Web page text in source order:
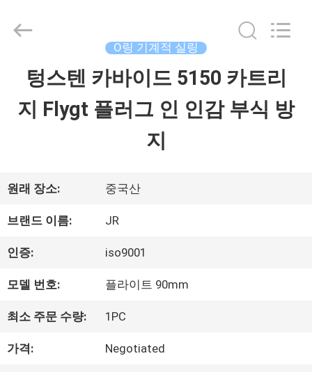
동
영
상
우
리
International
O링 기계적 실링
텅스텐 카바이드 5150 카트리
지 Flygt 플러그 인 인감 부식 방
지
원래 장소: 중국산
브랜드 이름: JR
인증: iso9001
모델 번호: 플라이트 90mm
최소 주문 수량: 1PC
가격: Negotiated